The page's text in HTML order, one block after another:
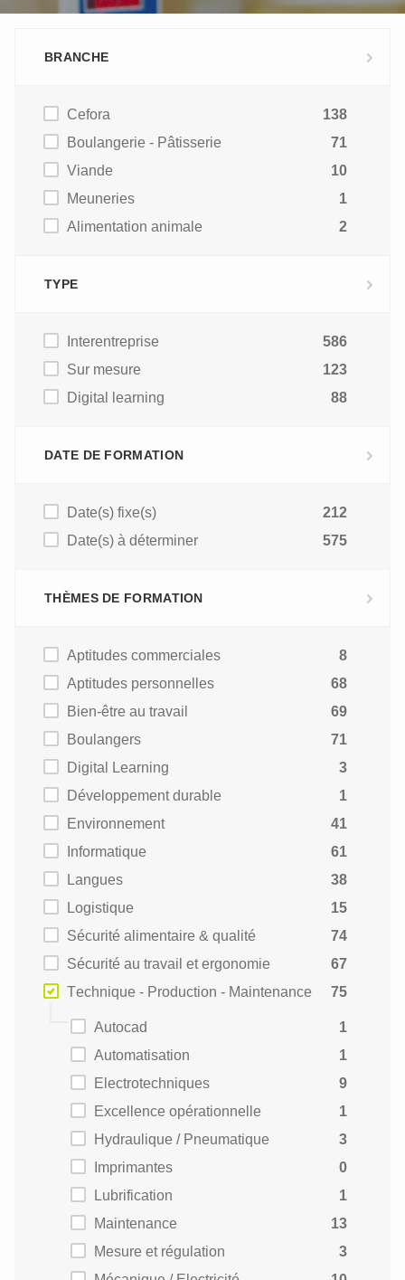
BRANCHE
Cefora
138
Boulangerie - Pâtisserie
71
Viande
10
Meuneries
1
Alimentation animale
2
TYPE
Interentreprise
586
Sur mesure
123
Digital learning
88
DATE DE FORMATION
Date(s) fixe(s)
212
Date(s) à déterminer
575
THÈMES DE FORMATION
Aptitudes commerciales
8
Aptitudes personnelles
68
Bien-être au travail
69
Boulangers
71
Digital Learning
3
Développement durable
1
Environnement
41
Informatique
61
Langues
38
Logistique
15
Sécurité alimentaire & qualité
74
Sécurité au travail et ergonomie
67
Technique - Production - Maintenance
75
Autocad
1
Automatisation
1
Electrotechniques
9
Excellence opérationnelle
1
Hydraulique / Pneumatique
3
Imprimantes
0
Lubrification
1
Maintenance
13
Mesure et régulation
3